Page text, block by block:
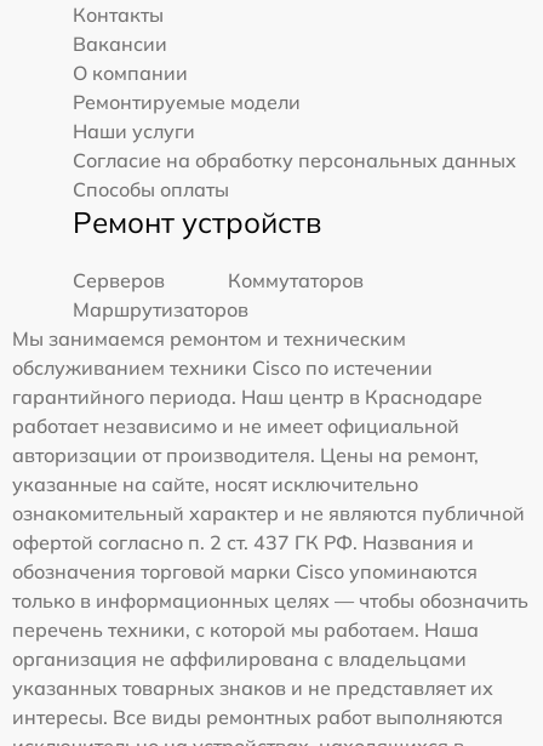
Контакты
Вакансии
О компании
Ремонтируемые модели
Наши услуги
Согласие на обработку персональных данных
Способы оплаты
Ремонт устройств
Серверов
Коммутаторов
Маршрутизаторов
Мы занимаемся ремонтом и техническим
обслуживанием техники Cisco по истечении
гарантийного периода. Наш центр в Краснодаре
работает независимо и не имеет официальной
авторизации от производителя. Цены на ремонт,
указанные на сайте, носят исключительно
ознакомительный характер и не являются публичной
офертой согласно п. 2 ст. 437 ГК РФ. Названия и
обозначения торговой марки Cisco упоминаются
только в информационных целях — чтобы обозначить
перечень техники, с которой мы работаем. Наша
организация не аффилирована с владельцами
указанных товарных знаков и не представляет их
интересы. Все виды ремонтных работ выполняются